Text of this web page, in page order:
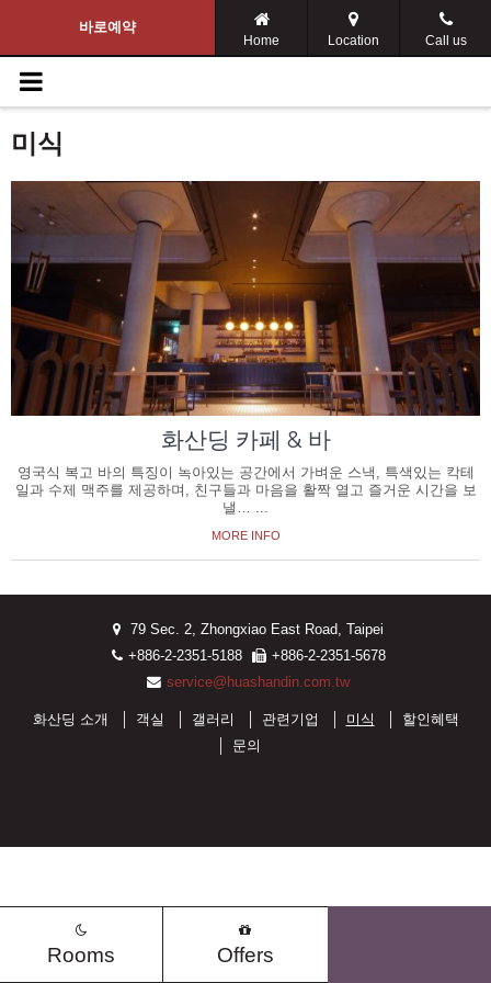
Navigation Menu
화산딩 소개
객실
관련기업
미식
할인혜택
문의
Your language:
바로예약
Home Location Call us
미식
화산딩 카페 & 바
영국식 복고 바의 특징이 녹아있는 공간에서 가벼운 스낵, 특색있는 칵테
일과 수제 맥주를 제공하며, 친구들과 마음을 활짝 열고 즐거운 시간을 보
낼…
MORE INFO
Rooms Offers
79 Sec. 2, Zhongxiao East Road, Taipei
+886-2-2351-5188
+886-2-2351-5678
service@huashandin.com.tw
화산딩 소개 객실 갤러리 관련기업 미식
할인혜택
문의